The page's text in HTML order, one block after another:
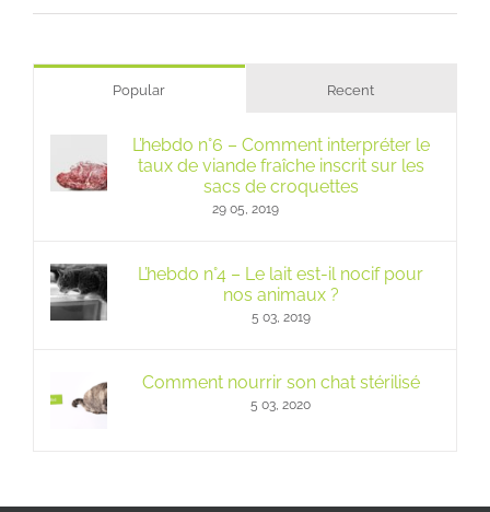
Popular Recent
L’hebdo n°6 – Comment interpréter le
taux de viande fraîche inscrit sur les
sacs de croquettes
29 05, 2019
L’hebdo n°4 – Le lait est-il nocif pour
nos animaux ?
5 03, 2019
Comment nourrir son chat stérilisé
5 03, 2020